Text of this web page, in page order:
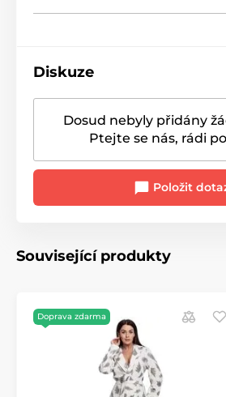
Diskuze
Dosud nebyly přidány
Ptejte se nás, rádi
Položit
Související produkty
Doprava zdarma